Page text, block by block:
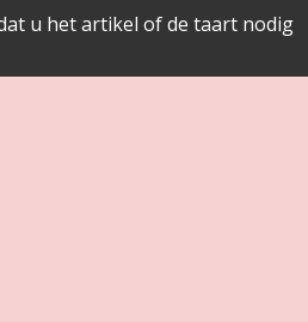
u het artikel of de taart nodig